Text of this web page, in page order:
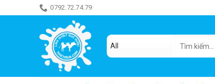
to
0792.72.74.79
kiếm: